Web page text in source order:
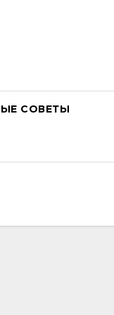
СОВЕТЫ